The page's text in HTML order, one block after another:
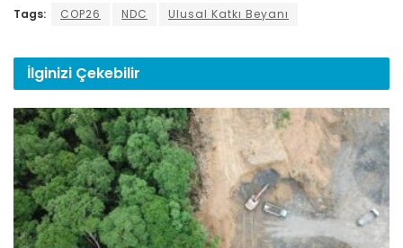
Tags: COP26 NDC Ulusal Katkı Beyanı
İlginizi Çekebilir